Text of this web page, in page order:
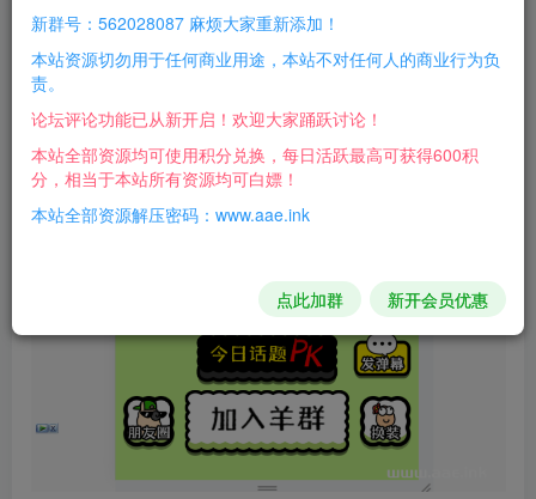
新群号：562028087 麻烦大家重新添加！
本站资源切勿用于任何商业用途，本站不对任何人的商业行为负
责。
论坛评论功能已从新开启！欢迎大家踊跃讨论！
本站全部资源均可使用积分兑换，每日活跃最高可获得600积
分，相当于本站所有资源均可白嫖！
本站全部资源解压密码：www.aae.ink
点此加群 新开会员优惠